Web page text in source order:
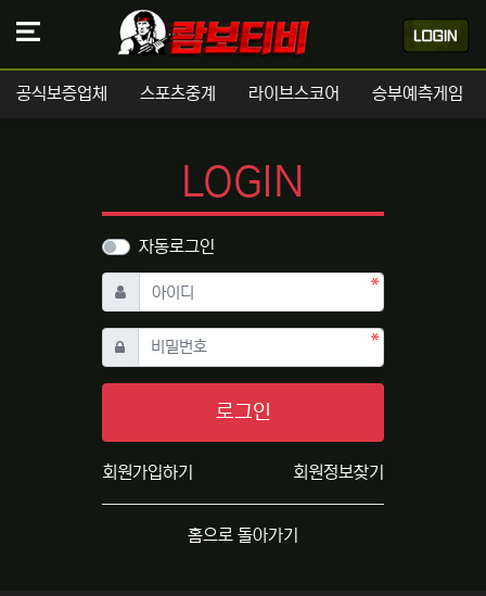
공식보증업체 스포츠중계 라이브스코어 승부예측게임
LOGIN
자동로그인
아이디 필수
비밀번호필수
로그인
회원가입하기 회원정보찾기
홈으로 돌아가기